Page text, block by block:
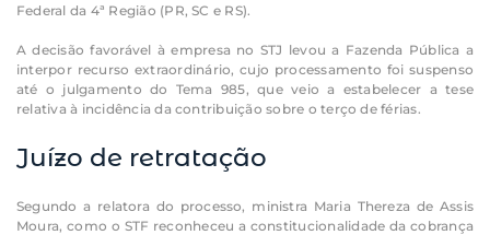
Federal da 4ª Região (PR, SC e RS).
A decisão favorável à empresa no STJ levou a Fazenda Pública a
interpor recurso extraordinário, cujo processamento foi suspenso
até o julgamento do Tema 985, que veio a estabelecer a tese
relativa à incidência da contribuição sobre o terço de férias.
Juízo de retratação
Segundo a relatora do processo, ministra Maria Thereza de Assis
Moura, como o STF reconheceu a constitucionalidade da cobrança